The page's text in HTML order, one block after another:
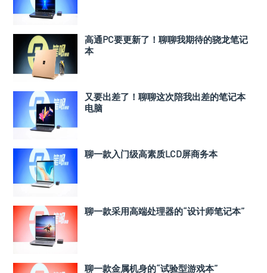
高通PC要更新了！聊聊我期待的骁龙笔记
本
又要出差了！聊聊这次陪我出差的笔记本
电脑
聊一款入门级高素质LCD屏商务本
聊一款采用高端处理器的“设计师笔记本”
聊一款金属机身的“试验型游戏本”